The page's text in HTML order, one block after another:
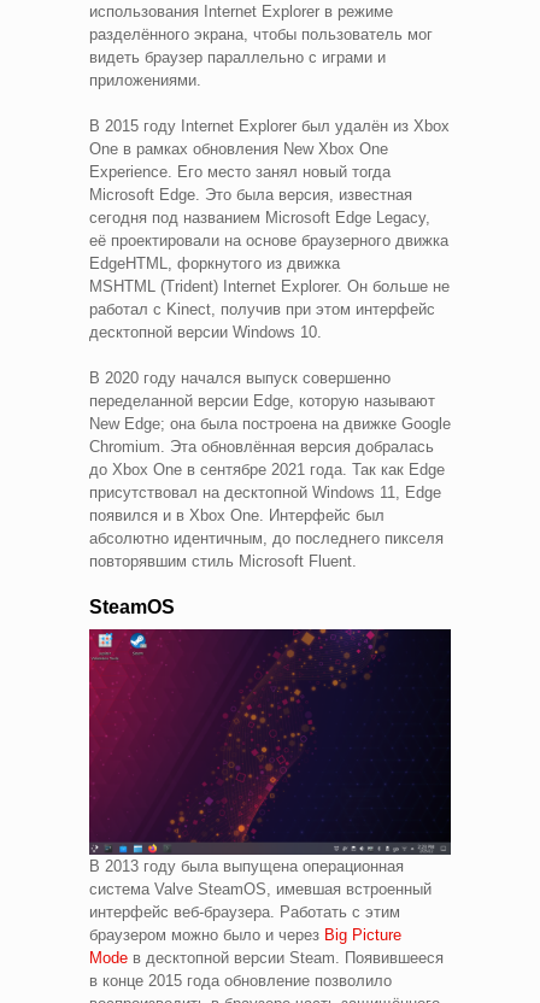
использования Internet Explorer в режиме
разделённого экрана, чтобы пользователь мог
видеть браузер параллельно с играми и
приложениями.
В 2015 году Internet Explorer был удалён из Xbox
One в рамках обновления New Xbox One
Experience. Его место занял новый тогда
Microsoft Edge. Это была версия, известная
сегодня под названием Microsoft Edge Legacy,
её проектировали на основе браузерного движка
EdgeHTML, форкнутого из движка
MSHTML (Trident) Internet Explorer. Он больше не
работал с Kinect, получив при этом интерфейс
десктопной версии Windows 10.
В 2020 году начался выпуск совершенно
переделанной версии Edge, которую называют
New Edge; она была построена на движке Google
Chromium. Эта обновлённая версия добралась
до Xbox One в сентябре 2021 года. Так как Edge
присутствовал на десктопной Windows 11, Edge
появился и в Xbox One. Интерфейс был
абсолютно идентичным, до последнего пикселя
повторявшим стиль Microsoft Fluent.
SteamOS
В 2013 году была выпущена операционная
система Valve SteamOS, имевшая встроенный
интерфейс веб-браузера. Работать с этим
браузером можно было и через Big Picture
Mode в десктопной версии Steam. Появившееся
в конце 2015 года обновление позволило